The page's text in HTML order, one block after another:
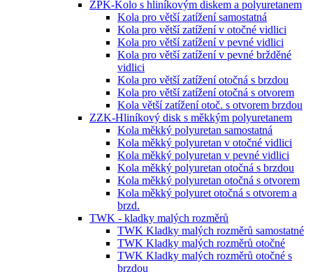
ZPK-Kolo s hliníkovým diskem a polyuretanem
Kola pro větší zatížení samostatná
Kola pro větší zatížení v otočné vidlici
Kola pro větší zatížení v pevné vidlici
Kola pro větší zatížení v pevné bržděné
vidlici
Kola pro větší zatížení otočná s brzdou
Kola pro větší zatížení otočná s otvorem
Kola větší zatížení otoč. s otvorem brzdou
ZZK-Hliníkový disk s měkkým polyuretanem
Kola měkký polyuretan samostatná
Kola měkký polyuretan v otočné vidlici
Kola měkký polyuretan v pevné vidlici
Kola měkký polyuretan otočná s brzdou
Kola měkký polyuretan otočná s otvorem
Kola měkký polyuret otočná s otvorem a
brzd.
TWK - kladky malých rozměrů
TWK Kladky malých rozměrů samostatné
TWK Kladky malých rozměrů otočné
TWK Kladky malých rozměrů otočné s
brzdou